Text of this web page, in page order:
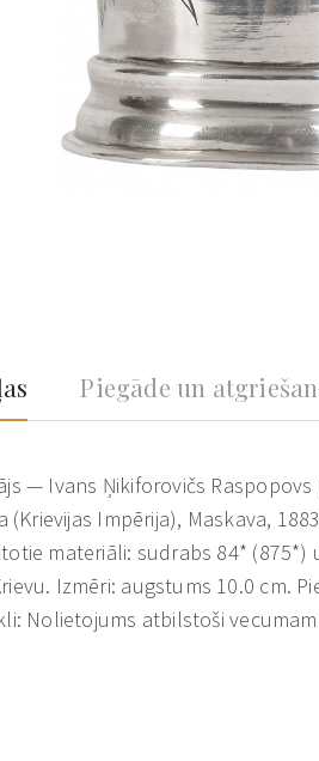
Piegāde un
— Ivans Ņikiforovičs
(Krievijas Impērija), Maskava,
materiāli: sudrabs 84* (875*)
Izmēri: augstums 10.0 cm.
Nolietojums atbilstoši